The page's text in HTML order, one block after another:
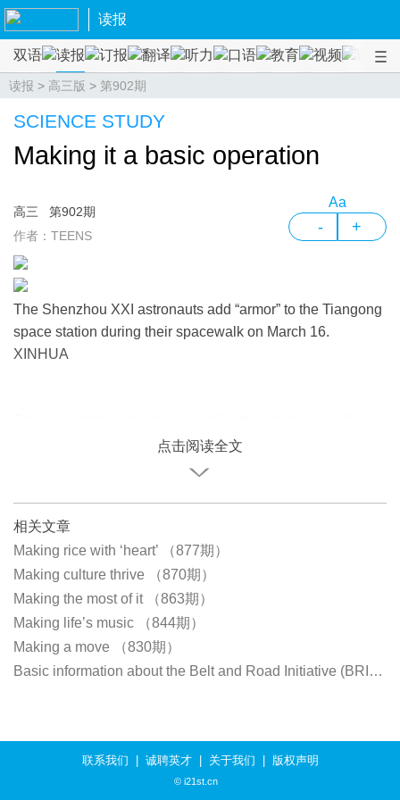
读报
双语 读报 订报 翻译 听力 口语 教育 视频 课程
读报 > 高三版 > 第902期
SCIENCE STUDY
Making it a basic operation
高三
第902期
作者：TEENS
Aa
- +
The Shenzhou XXI astronauts add “armor” to the Tiangong
space station during their spacewalk on March 16.
XINHUA
点击阅读全文
相关文章
Making rice with ‘heart’ （877期）
Making culture thrive （870期）
Making the most of it （863期）
Making life’s music （844期）
Making a move （830期）
Basic information about the Belt and Road Initiative (BRI) （821期）
联系我们 诚聘英才| 关于我们 版权声明
© i21st.cn